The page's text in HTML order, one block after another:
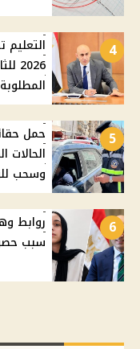
4
التعليم
المطلوبة
5
حمل
وسحب
6
روابط
سبب حصول ريم